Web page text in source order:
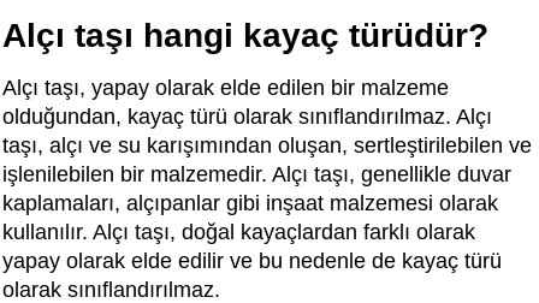
Alçı taşı hangi kayaç türüdür?
Alçı taşı, yapay olarak elde edilen bir malzeme
olduğundan, kayaç türü olarak sınıflandırılmaz. Alçı
taşı, alçı ve su karışımından oluşan, sertleştirilebilen ve
işlenilebilen bir malzemedir. Alçı taşı, genellikle duvar
kaplamaları, alçıpanlar gibi inşaat malzemesi olarak
kullanılır. Alçı taşı, doğal kayaçlardan farklı olarak
yapay olarak elde edilir ve bu nedenle de kayaç türü
olarak sınıflandırılmaz.